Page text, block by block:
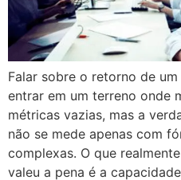
Falar sobre o retorno de
entrar em um terreno onde
métricas vazias, mas a
não se mede apenas com
complexas. O que
valeu a pena é a